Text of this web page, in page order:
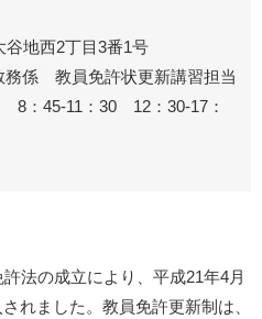
地西2丁目3番1号
係 教員免許状更新講習担当
8：45-11：30 12：30-17：
法の成立により、平成21年4月
れました。教員免許更新制は、